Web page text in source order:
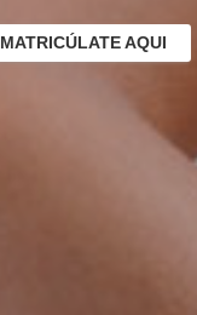
MATRICÚLATE AQUI